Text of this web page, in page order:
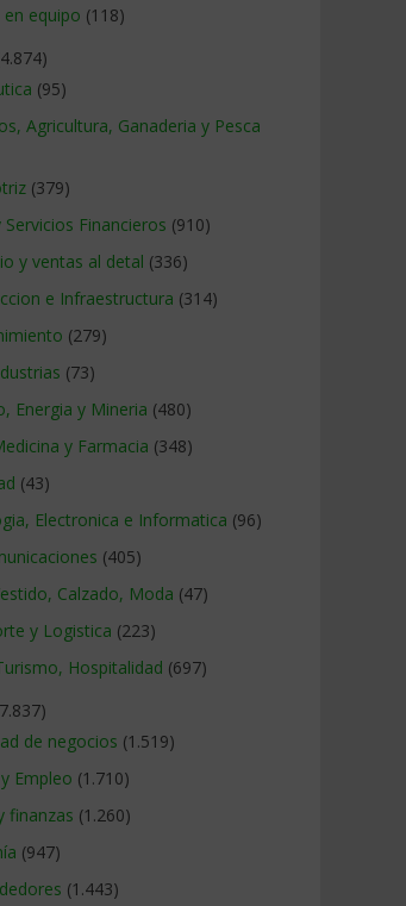
equipo (118)
(95)
Agricultura, Ganaderia y Pesca
(379)
Servicios Financieros (910)
y ventas al detal (336)
e Infraestructura (314)
(279)
(73)
Energia y Mineria (480)
y Farmacia (348)
(43)
Electronica e Informatica (96)
(405)
Calzado, Moda (47)
y Logistica (223)
Hospitalidad (697)
de negocios (1.519)
Empleo (1.710)
finanzas (1.260)
(947)
(1.443)